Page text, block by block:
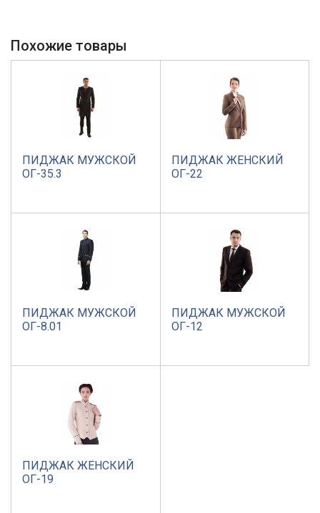
Похожие товары
ПИДЖАК МУЖСКОЙ
ОГ-35.3
ПИДЖАК ЖЕНСКИЙ
ОГ-22
ПИДЖАК МУЖСКОЙ
ОГ-8.01
ПИДЖАК МУЖСКОЙ
ОГ-12
ПИДЖАК ЖЕНСКИЙ
ОГ-19